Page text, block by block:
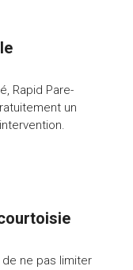
Rapid Pare-
un
ne pas limiter